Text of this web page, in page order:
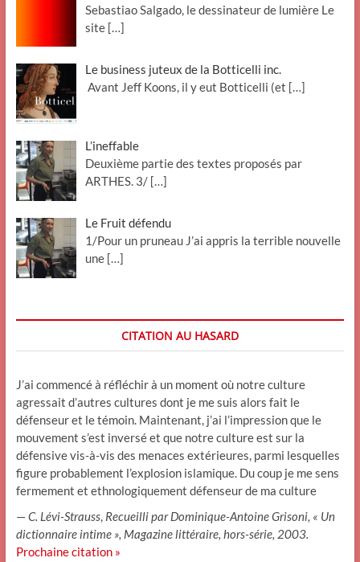
Sebastiao Salgado, le dessinateur de lumière Le
site […]
Le business juteux de la Botticelli inc.
Avant Jeff Koons, il y eut Botticelli (et […]
L’ineffable
Deuxième partie des textes proposés par
ARTHES. 3/ […]
Le Fruit défendu
1/Pour un pruneau J’ai appris la terrible nouvelle
une […]
CITATION AU HASARD
J’ai commencé à réfléchir à un moment où notre culture
agressait d’autres cultures dont je me suis alors fait le
défenseur et le témoin. Maintenant, j’ai l’impression que le
mouvement s’est inversé et que notre culture est sur la
défensive vis-à-vis des menaces extérieures, parmi lesquelles
figure probablement l’explosion islamique. Du coup je me sens
fermement et ethnologiquement défenseur de ma culture
—C. Lévi-Strauss, Recueilli par Dominique-Antoine Grisoni, « Un
dictionnaire intime », Magazine littéraire, hors-série, 2003.
Prochaine citation »